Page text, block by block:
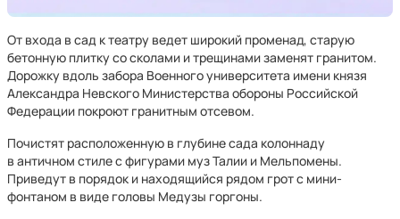
От входа в сад к театру ведет широкий променад, старую
бетонную плитку со сколами и трещинами заменят гранитом.
Дорожку вдоль забора Военного университета имени князя
Александра Невского Министерства обороны Российской
Федерации покроют гранитным отсевом.
Почистят расположенную в глубине сада колоннаду
в античном стиле с фигурами муз Талии и Мельпомены.
Приведут в порядок и находящийся рядом грот с мини-
фонтаном в виде головы Медузы горгоны.